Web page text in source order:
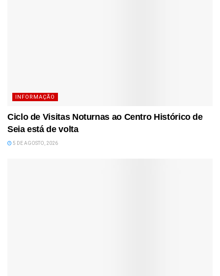
INFORMAÇÃO
Ciclo de Visitas Noturnas ao Centro Histórico de
Seia está de volta
5 DE AGOSTO, 2026